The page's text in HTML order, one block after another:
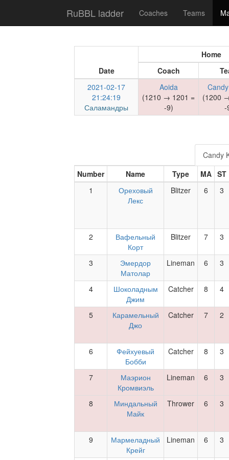
RuBBL ladder Coaches Teams
Date
Home
Coach
2021-02-17
21:24:19
Саламандры
Aoida
(1210 → 1201 =
-9)
(1200
-
Candy
Number
Name Type MA ST
1
Ореховый
Лекс
Blitzer 6 3
2
Вафельный
Корт
Blitzer 7 3
3
Эмердор
Матолар
Lineman 6 3
4
Шоколадным
Джим
Catcher 8 4
5
Карамельный
Джо
Catcher 7 2
6
Фейхуевый
Бобби
Catcher 8 3
7
Маэрион
Кромвиэль
Lineman 6 3
8
Миндальный
Майк
Thrower 6 3
9
Мармеладный
Крейг
Lineman 6 3